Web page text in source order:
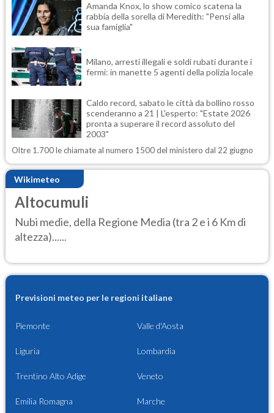
Amanda Knox, lo show comico scatena la
rabbia della sorella di Meredith: "Pensi alla
sua famiglia"
Milano, arresti illegali e soldi rubati durante i
fermi: in manette 5 agenti della polizia locale
Caldo record, sabato le città da bollino rosso
scenderanno a 21 | L'esperto: "Estate 2026
pronta a superare il record assoluto del
2003"
Oltre 1.700 le chiamate al numero 1500 del ministero dal 22 giugno
Wikimeteo
Altocumuli
Nubi medie, della Regione Media (tra 2 e i 6 Km di
altezza)......
Previsioni meteo per le regioni italiane
Piemonte Valle d'Aosta
Liguria Lombardia
Trentino Alto Adige Veneto
Emilia Romagna Marche